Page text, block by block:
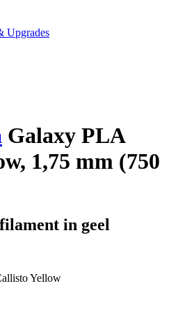
Upgrades
Galaxy PLA
1,75 mm (750
in geel
Yellow